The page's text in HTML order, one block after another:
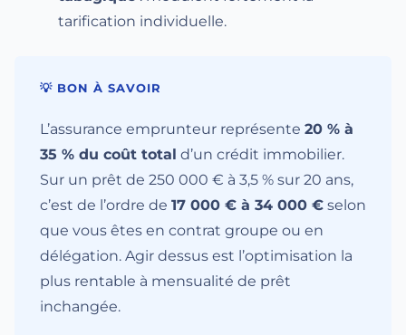
tarification individuelle.
💡 BON À SAVOIR
L’assurance emprunteur représente 20 % à
35 % du coût total d’un crédit immobilier.
Sur un prêt de 250 000 € à 3,5 % sur 20 ans,
c’est de l’ordre de 17 000 € à 34 000 € selon
que vous êtes en contrat groupe ou en
délégation. Agir dessus est l’optimisation la
plus rentable à mensualité de prêt
inchangée.